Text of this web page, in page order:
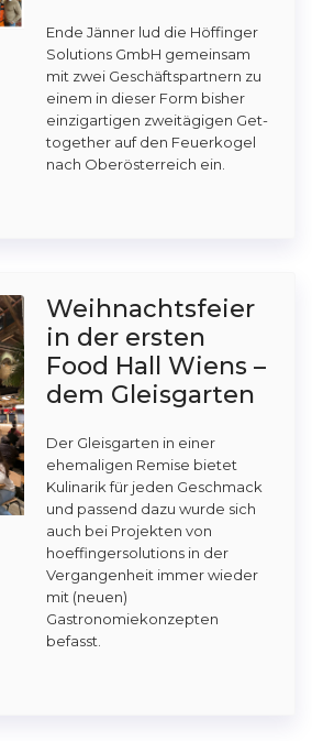
Ende Jänner lud die Höffinger
Solutions GmbH gemeinsam
mit zwei Geschäftspartnern zu
einem in dieser Form bisher
einzigartigen zweitägigen Get-
together auf den Feuerkogel
nach Oberösterreich ein.
Weihnachtsfeier
in der ersten
Food Hall Wiens –
dem Gleisgarten
Der Gleisgarten in einer
ehemaligen Remise bietet
Kulinarik für jeden Geschmack
und passend dazu wurde sich
auch bei Projekten von
hoeffingersolutions in der
Vergangenheit immer wieder
mit (neuen)
Gastronomiekonzepten
befasst.